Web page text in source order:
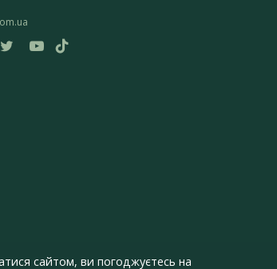
сайтом, ви погоджуєтесь на